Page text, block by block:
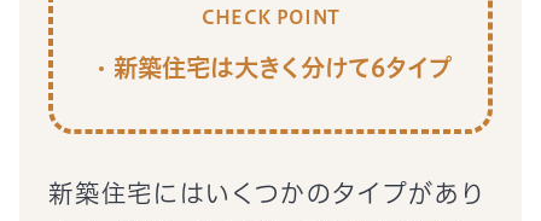
CHECK POINT
新築住宅は大きく分けて6タイプ
新築住宅にはいくつかのタイプがあり